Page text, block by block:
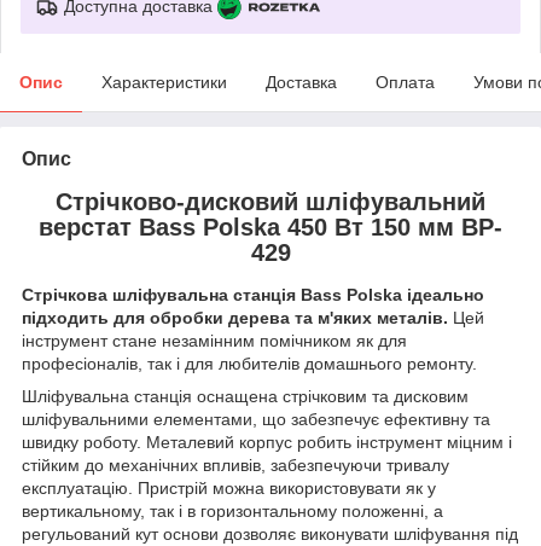
Доступна доставка
Опис Характеристики Доставка Оплата Умови
Опис
Стрічково-дисковий шліфувальний
верстат Bass Polska 450 Вт 150 мм BP-
429
Стрічкова шліфувальна станція Bass Polska ідеально
підходить для обробки дерева та м'яких металів. Цей
інструмент стане незамінним помічником як для
професіоналів, так і для любителів домашнього ремонту.
Шліфувальна станція оснащена стрічковим та дисковим
шліфувальними елементами, що забезпечує ефективну та
швидку роботу. Металевий корпус робить інструмент міцним і
стійким до механічних впливів, забезпечуючи тривалу
експлуатацію. Пристрій можна використовувати як у
вертикальному, так і в горизонтальному положенні, а
регульований кут основи дозволяє виконувати шліфування під